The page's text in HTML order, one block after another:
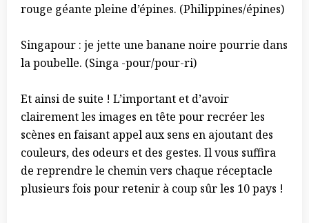
rouge géante pleine d’épines. (Philippines/épines)
Singapour : je jette une banane noire pourrie dans
la poubelle. (Singa -pour/pour-ri)
Et ainsi de suite ! L’important et d’avoir
clairement les images en tête pour recréer les
scènes en faisant appel aux sens en ajoutant des
couleurs, des odeurs et des gestes. Il vous suffira
de reprendre le chemin vers chaque réceptacle
plusieurs fois pour retenir à coup sûr les 10 pays !